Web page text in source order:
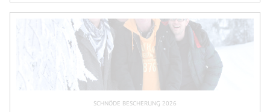
SCHNÖDE BESCHERUNG 2026